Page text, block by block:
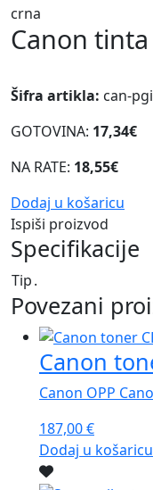
Canon
Canon OPP
Dodaj u košaricu
Spremnik
202
Canon B2B
Canon
magenta
16,36 €
Dodaj u košaricu